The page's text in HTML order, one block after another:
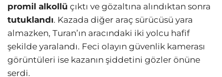
promil alkollü çıktı ve gözaltına alındıktan sonra
tutuklandı. Kazada diğer araç sürücüsü yara
almazken, Turan’ın aracındaki iki yolcu hafif
şekilde yaralandı. Feci olayın güvenlik kamerası
görüntüleri ise kazanın şiddetini gözler önüne
serdi.